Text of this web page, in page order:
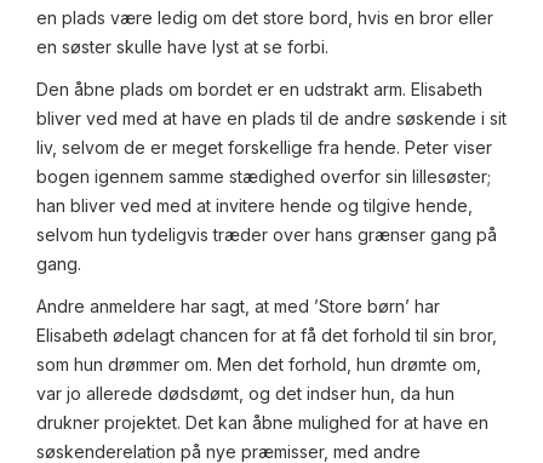
en plads være ledig om det store bord, hvis en bror eller
en søster skulle have lyst at se forbi.
Den åbne plads om bordet er en udstrakt arm. Elisabeth
bliver ved med at have en plads til de andre søskende i sit
liv, selvom de er meget forskellige fra hende. Peter viser
bogen igennem samme stædighed overfor sin lillesøster;
han bliver ved med at invitere hende og tilgive hende,
selvom hun tydeligvis træder over hans grænser gang på
gang.
Andre anmeldere har sagt, at med ’Store børn’ har
Elisabeth ødelagt chancen for at få det forhold til sin bror,
som hun drømmer om. Men det forhold, hun drømte om,
var jo allerede dødsdømt, og det indser hun, da hun
drukner projektet. Det kan åbne mulighed for at have en
søskenderelation på nye præmisser, med andre